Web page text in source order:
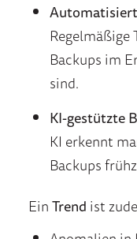
Regelmäßige
Backups im
sind.
KI-gestützte
KI erkennt
Backups
EinTrend ist